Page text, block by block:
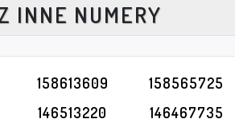
INNE NUMERY
158613609 158565725
146513220 146467735